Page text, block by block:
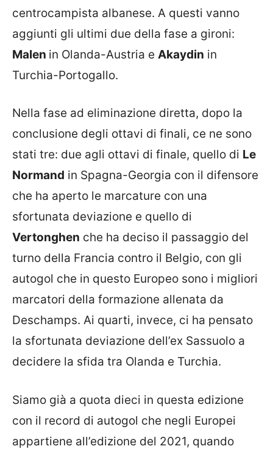
centrocampista albanese. A questi vanno
aggiunti gli ultimi due della fase a gironi:
Malen in Olanda-Austria e Akaydin in
Turchia-Portogallo.
Nella fase ad eliminazione diretta, dopo la
conclusione degli ottavi di finali, ce ne sono
stati tre: due agli ottavi di finale, quello di Le
Normand in Spagna-Georgia con il difensore
che ha aperto le marcature con una
sfortunata deviazione e quello di
Vertonghen che ha deciso il passaggio del
turno della Francia contro il Belgio, con gli
autogol che in questo Europeo sono i migliori
marcatori della formazione allenata da
Deschamps. Ai quarti, invece, ci ha pensato
la sfortunata deviazione dell’ex Sassuolo a
decidere la sfida tra Olanda e Turchia.
Siamo già a quota dieci in questa edizione
con il record di autogol che negli Europei
appartiene all’edizione del 2021, quando